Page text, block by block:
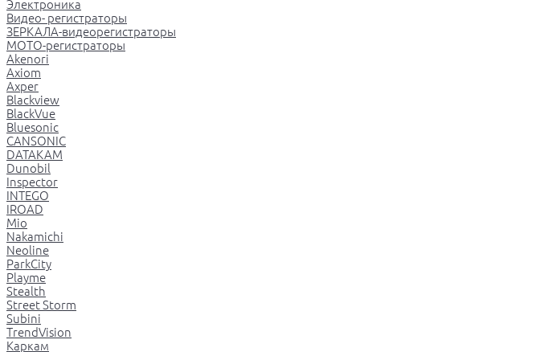
Электроника
Видео- регистраторы
ЗЕРКАЛА-видеорегистраторы
МОТО-регистраторы
Akenori
Axiom
Axper
Blackview
BlackVue
Bluesonic
CANSONIC
DATAKAM
Dunobil
Inspector
INTEGO
IROAD
Mio
Nakamichi
Neoline
ParkCity
Playme
Stealth
Street Storm
Subini
TrendVision
Каркам